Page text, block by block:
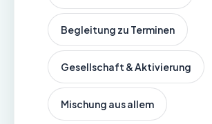
Begleitung zu Terminen
Gesellschaft & Aktivierung
Mischung aus allem